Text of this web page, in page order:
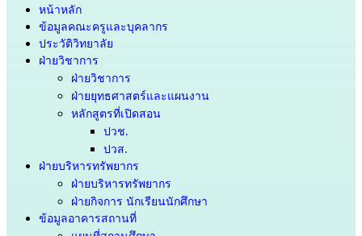
หน้าหลัก
ข้อมูลคณะครูและบุคลากร
ประวัติวิทยาลัย
ฝ่ายวิชาการ
ฝ่ายวิชาการ
ฝ่ายยุทธศาสตร์และแผนงาน
หลักสูตรที่เปิดสอน
ปวช.
ปวส.
ฝ่ายบริหารทรัพยากร
ฝ่ายบริหารทรัพยากร
ฝ่ายกิจการ นักเรียนนักศึกษา
ข้อมูลอาคารสถานที่